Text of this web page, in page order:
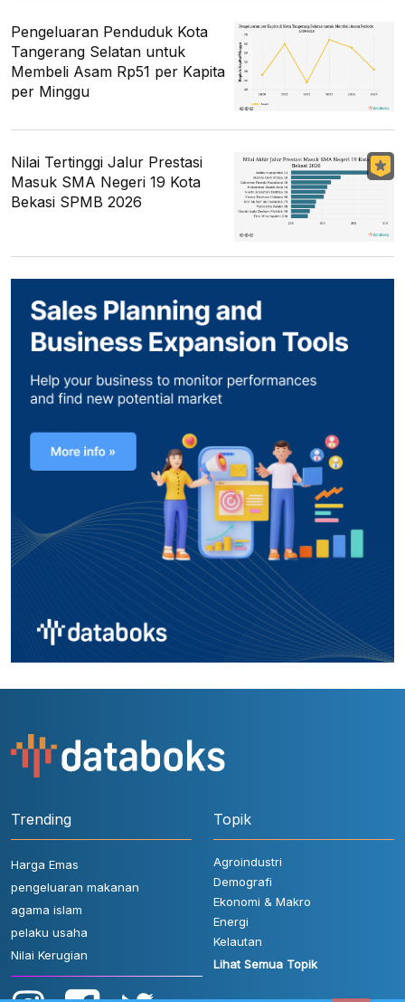
Pengeluaran Penduduk Kota
Tangerang Selatan untuk
Membeli Asam Rp51 per Kapita
per Minggu
Nilai Tertinggi Jalur Prestasi
Masuk SMA Negeri 19 Kota
Bekasi SPMB 2026
Trending
Harga Emas
pengeluaran makanan
agama islam
pelaku usaha
Nilai Kerugian
Topik
Agroindustri
Demografi
Ekonomi & Makro
Energi
Kelautan
Lihat Semua Topik